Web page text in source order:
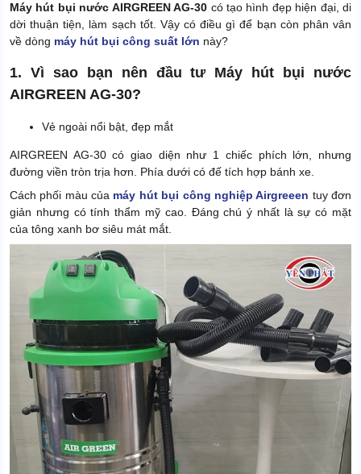
Máy hút bụi nước AIRGREEN AG-30 có tạo hình đẹp hiện đại, di
dời thuận tiện, làm sạch tốt. Vậy có điều gì để bạn còn phân vân
về dòng máy hút bụi công suất lớn này?
1. Vì sao bạn nên đầu tư Máy hút bụi nước
AIRGREEN AG-30?
Vẻ ngoài nổi bật, đẹp mắt
AIRGREEN AG-30 có giao diện như 1 chiếc phích lớn, nhưng
đường viền tròn trịa hơn. Phía dưới có đế tích hợp bánh xe.
Cách phối màu của máy hút bụi công nghiệp Airgreeen tuy đơn
giản nhưng có tính thẩm mỹ cao. Đáng chú ý nhất là sự có mặt
của tông xanh bơ siêu mát mắt.